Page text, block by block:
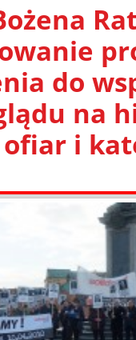
do
na
ofiar i